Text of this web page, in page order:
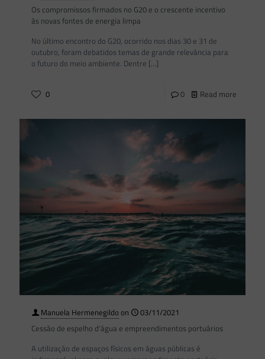
Os compromissos firmados no G20 e o crescente incentivo
às novas fontes de energia limpa
No último encontro do G20, ocorrido nos dias 30 e 31 de
outubro, foram debatidos temas de grande relevância para
o futuro do meio ambiente. Dentre […]
0 0 Read more
Manuela Hermenegildo on
03/11/2021
Cessão de espelho d’água e empreendimentos portuários
A utilização de espaços físicos em águas públicas é